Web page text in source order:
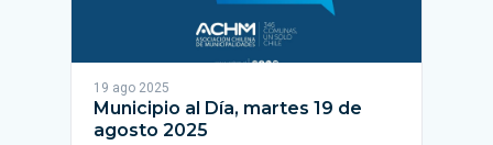
19 ago 2025
Municipio al Día, martes 19 de
agosto 2025